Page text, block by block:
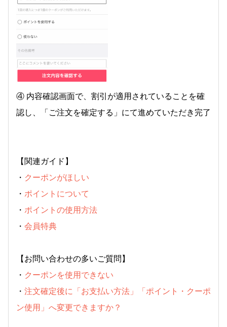
④ 内容確認画面で、割引が適用されていることを確
認し、「ご注文を確定する」にて進めていただき完了
【関連ガイド】
・ クーポンがほしい
・ ポイントについて
・ ポイントの使用方法
・ 会員特典
【お問い合わせの多いご質問】
・ クーポンを使用できない
・ 注文確定後に「お支払い方法」「ポイント・クーポ
ン使用」へ変更できますか？